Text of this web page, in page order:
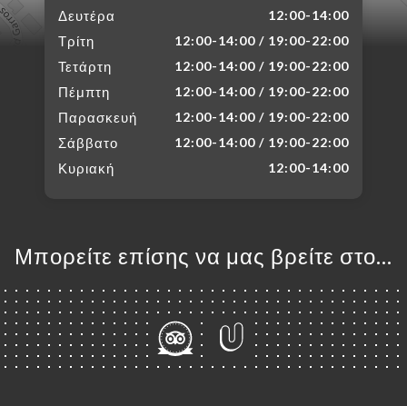
Δευτέρα 12:00-14:00
Τρίτη 12:00-14:00 / 19:00-22:00
Τετάρτη 12:00-14:00 / 19:00-22:00
Πέμπτη 12:00-14:00 / 19:00-22:00
Παρασκευή 12:00-14:00 / 19:00-22:00
Σάββατο 12:00-14:00 / 19:00-22:00
Κυριακή 12:00-14:00
Μπορείτε επίσης να μας βρείτε στο...